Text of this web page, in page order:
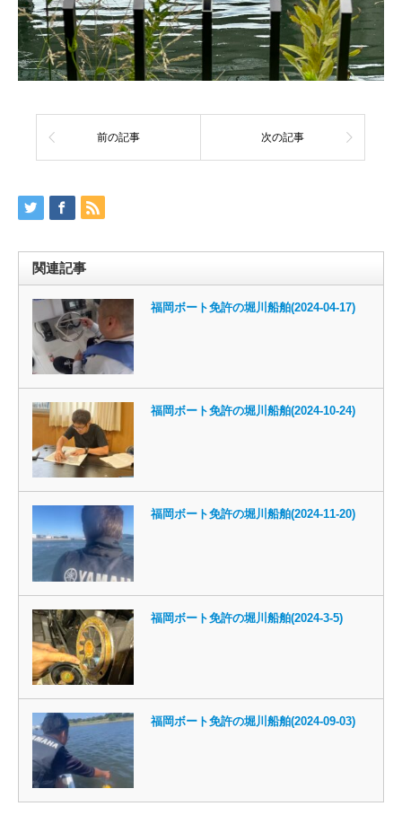
前の記事 次の記事
関連記事
福岡ボート免許の堀川船舶(2024-04-17)
福岡ボート免許の堀川船舶(2024-10-24)
福岡ボート免許の堀川船舶(2024-11-20)
福岡ボート免許の堀川船舶(2024-3-5)
福岡ボート免許の堀川船舶(2024-09-03)